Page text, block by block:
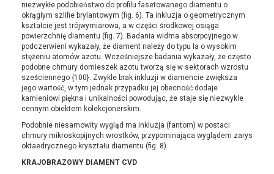
niezwykłe podobieństwo do profilu fasetowanego diamentu o
okrągłym szlifie brylantowym (fig. 6). Ta inkluzja o geometrycznym
kształcie jest trójwymiarowa, a w części środkowej osiąga
powierzchnię diamentu (fig. 7). Badania widma absorpcyjnego w
podczerwieni wykazały, że diament należy do typu Ia o wysokim
stężeniu atomów azotu. Wcześniejsze badania wykazały, że często
podobne chmury domieszek azotu tworzą się w sektorach wzrostu
sześciennego {100}. Zwykle brak inkluzji w diamencie zwiększa
jego wartość, w tym jednak przypadku jej obecność dodaje
kamieniowi piękna i unikalności powodując, że staje się niezwykle
cennym obiektem kolekcjonerskim.
Podobnie niesamowity wygląd ma inkluzja (fantom) w postaci
chmury mikroskopijnych wrostków, przypominająca wyglądem zarys
oktaedrycznego kryształu diamentu (fig. 8).
KRAJOBRAZOWY DIAMENT CVD